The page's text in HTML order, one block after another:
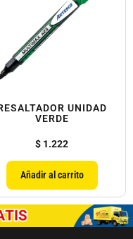
UNIDAD
VERDE
$ 1.222
Añadir al carrito